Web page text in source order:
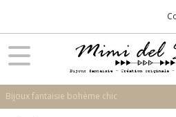
Bijoux fantaisie bohème chic